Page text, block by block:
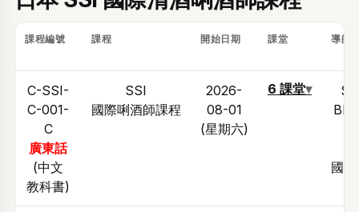
課程編號 課程 開始日期 課堂 導師
C-SSI-
C-001-
C
廣東話
(中文
教科書)
SSI
國際唎酒師課程
2026-
08-01
(星期六)
6 課堂▾
國